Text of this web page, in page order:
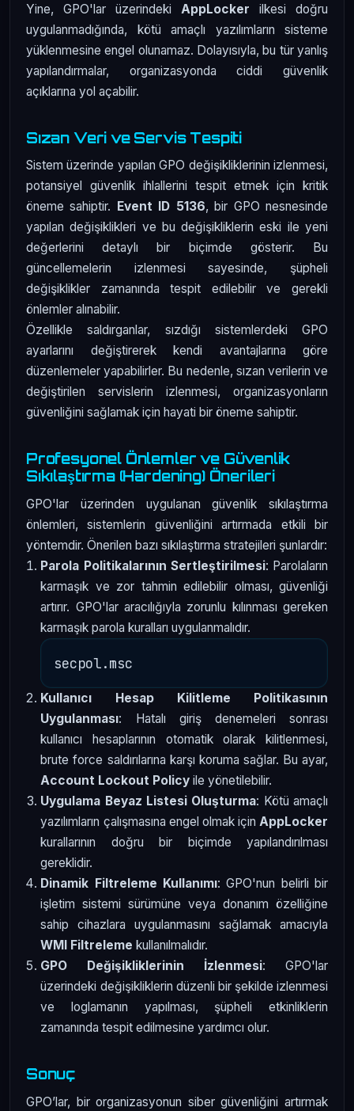
Yine, GPO'lar üzerindeki AppLocker ilkesi doğru
uygulanmadığında, kötü amaçlı yazılımların sisteme
yüklenmesine engel olunamaz. Dolayısıyla, bu tür yanlış
yapılandırmalar, organizasyonda ciddi güvenlik
açıklarına yol açabilir.
Sızan Veri ve Servis Tespiti
Sistem üzerinde yapılan GPO değişikliklerinin izlenmesi,
potansiyel güvenlik ihlallerini tespit etmek için kritik
öneme sahiptir.
Event ID 5136, bir GPO nesnesinde
yapılan değişiklikleri ve bu değişikliklerin eski ile yeni
değerlerini detaylı bir biçimde gösterir. Bu
güncellemelerin izlenmesi sayesinde, şüpheli
değişiklikler zamanında tespit edilebilir ve gerekli
önlemler alınabilir.
Özellikle saldırganlar, sızdığı sistemlerdeki GPO
ayarlarını değiştirerek kendi avantajlarına göre
düzenlemeler yapabilirler. Bu nedenle, sızan verilerin ve
değiştirilen servislerin izlenmesi, organizasyonların
güvenliğini sağlamak için hayati bir öneme sahiptir.
Profesyonel Önlemler ve Güvenlik
Sıkılaştırma (Hardening) Önerileri
GPO'lar üzerinden uygulanan güvenlik sıkılaştırma
önlemleri, sistemlerin güvenliğini artırmada etkili bir
yöntemdir. Önerilen bazı sıkılaştırma stratejileri şunlardır:
Parola Politikalarının Sertleştirilmesi: Parolaların
karmaşık ve zor tahmin edilebilir olması, güvenliği
artırır. GPO'lar aracılığıyla zorunlu kılınması gereken
karmaşık parola kuralları uygulanmalıdır.
Kullanıcı Hesap Kilitleme Politikasının
Uygulanması: Hatalı giriş denemeleri sonrası
kullanıcı hesaplarının otomatik olarak kilitlenmesi,
brute force saldırılarına karşı koruma sağlar. Bu ayar,
Account Lockout Policy ile yönetilebilir.
Uygulama Beyaz Listesi Oluşturma: Kötü amaçlı
yazılımların çalışmasına engel olmak için AppLocker
kurallarının doğru bir biçimde yapılandırılması
gereklidir.
Dinamik Filtreleme Kullanımı: GPO'nun belirli bir
işletim sistemi sürümüne veya donanım özelliğine
sahip cihazlara uygulanmasını sağlamak amacıyla
WMI Filtreleme kullanılmalıdır.
GPO Değişikliklerinin İzlenmesi: GPO'lar
üzerindeki değişikliklerin düzenli bir şekilde izlenmesi
ve loglamanın yapılması, şüpheli etkinliklerin
zamanında tespit edilmesine yardımcı olur.
Sonuç
GPO’lar, bir organizasyonun siber güvenliğini artırmak